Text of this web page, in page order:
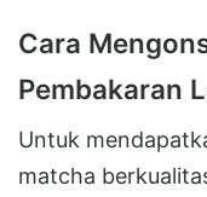
Cara
Pembakaran
Untuk
matcha